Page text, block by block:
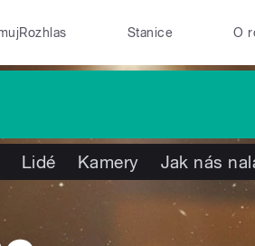
Stanice O
Lidé Kamery Jak nás